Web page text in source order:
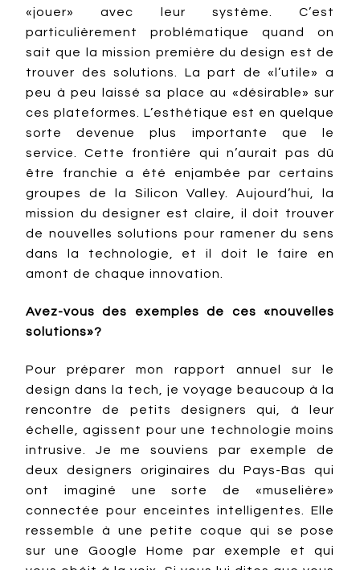
«jouer» avec leur système. C’est
particulièrement problématique quand on
sait que la mission première du design est de
trouver des solutions. La part de «l’utile» a
peu à peu laissé sa place au «désirable» sur
ces plateformes. L’esthétique est en quelque
sorte devenue plus importante que le
service. Cette frontière qui n’aurait pas dû
être franchie a été enjambée par certains
groupes de la Silicon Valley. Aujourd’hui, la
mission du designer est claire, il doit trouver
de nouvelles solutions pour ramener du sens
dans la technologie, et il doit le faire en
amont de chaque innovation.
Avez-vous des exemples de ces «nouvelles
solutions»?
Pour préparer mon rapport annuel sur le
design dans la tech, je voyage beaucoup à la
rencontre de petits designers qui, à leur
échelle, agissent pour une technologie moins
intrusive. Je me souviens par exemple de
deux designers originaires du Pays-Bas qui
ont imaginé une sorte de «muselière»
connectée pour enceintes intelligentes. Elle
ressemble à une petite coque qui se pose
sur une Google Home par exemple et qui